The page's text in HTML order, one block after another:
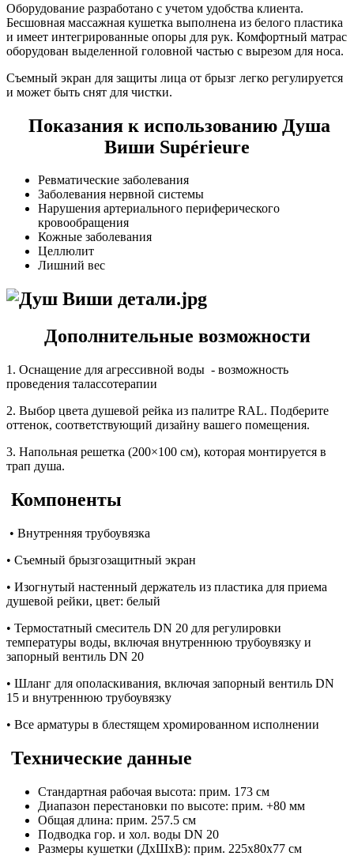
Оборудование разработано с учетом удобства клиента.
Бесшовная массажная кушетка выполнена из белого пластика
и имеет интегрированные опоры для рук. Комфортный матрас
оборудован выделенной головной частью с вырезом для носа.
Съемный экран для защиты лица от брызг легко регулируется
и может быть снят для чистки.
Показания к использованию Душа
Виши Supérieure
Ревматические заболевания
Заболевания нервной системы
Нарушения артериального периферического
кровообращения
Кожные заболевания
Целлюлит
Лишний вес
Дополнительные возможности
1. Оснащение для агрессивной воды - возможность
проведения талассотерапии
2. Выбор цвета душевой рейка из палитре RAL. Подберите
оттенок, соответствующий дизайну вашего помещения.
3. Напольная решетка (200×100 см), которая монтируется в
трап душа.
Компоненты
• Внутренняя трубоувязка
• Съемный брызгозащитный экран
• Изогнутый настенный держатель из пластика для приема
душевой рейки, цвет: белый
• Термостатный смеситель DN 20 для регулировки
температуры воды, включая внутреннюю трубоувязку и
запорный вентиль DN 20
• Шланг для ополаскивания, включая запорный вентиль DN
15 и внутреннюю трубоувязку
• Все арматуры в блестящем хромированном исполнении
Технические данные
Стандартная рабочая высота: прим. 173 см
Диапазон перестановки по высоте: прим. +80 мм
Общая длина: прим. 257.5 см
Подводка гор. и хол. воды DN 20
Размеры кушетки (ДхШхВ): прим. 225х80х77 см